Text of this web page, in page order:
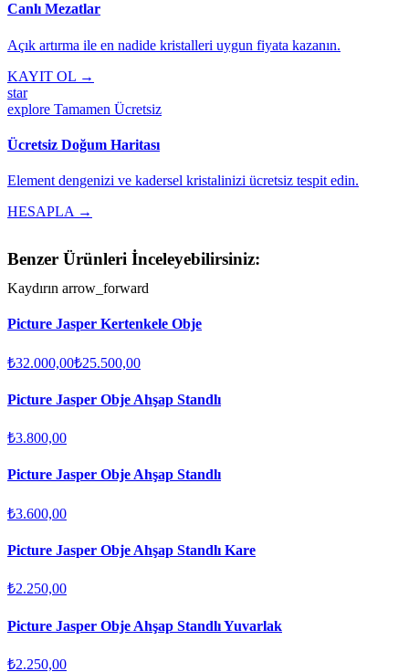
Canlı Mezatlar
Açık artırma ile en nadide kristalleri uygun fiyata kazanın.
KAYIT OL →
star
explore Tamamen Ücretsiz
Ücretsiz Doğum Haritası
Element dengenizi ve kadersel kristalinizi ücretsiz tespit edin.
HESAPLA →
Benzer Ürünleri İnceleyebilirsiniz:
Kaydırın arrow_forward
Picture Jasper Kertenkele Obje
₺32.000,00₺25.500,00
Picture Jasper Obje Ahşap Standlı
₺3.800,00
Picture Jasper Obje Ahşap Standlı
₺3.600,00
Picture Jasper Obje Ahşap Standlı Kare
₺2.250,00
Picture Jasper Obje Ahşap Standlı Yuvarlak
₺2.250,00